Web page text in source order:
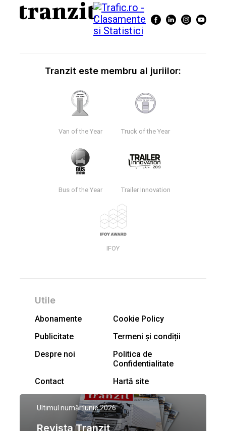
Tranzit este membru al juriilor:
Van of the Year Truck of the Year
Bus of the Year Trailer Innovation
IFOY
Utile
Abonamente
Cookie Policy
Publicitate
Termeni și condiții
Despre noi
Politica de
Confidentialitate
Contact
Hartă site
Ultimul număr:Iunie 2026
Revista Tranzit